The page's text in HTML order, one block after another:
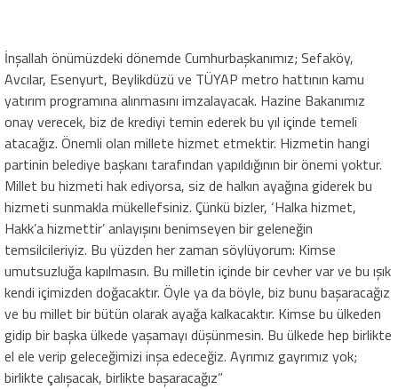
İnşallah önümüzdeki dönemde Cumhurbaşkanımız; Sefaköy,
Avcılar, Esenyurt, Beylikdüzü ve TÜYAP metro hattının kamu
yatırım programına alınmasını imzalayacak. Hazine Bakanımız
onay verecek, biz de krediyi temin ederek bu yıl içinde temeli
atacağız. Önemli olan millete hizmet etmektir. Hizmetin hangi
partinin belediye başkanı tarafından yapıldığının bir önemi yoktur.
Millet bu hizmeti hak ediyorsa, siz de halkın ayağına giderek bu
hizmeti sunmakla mükellefsiniz. Çünkü bizler, ‘Halka hizmet,
Hakk’a hizmettir’ anlayışını benimseyen bir geleneğin
temsilcileriyiz. Bu yüzden her zaman söylüyorum: Kimse
umutsuzluğa kapılmasın. Bu milletin içinde bir cevher var ve bu ışık
kendi içimizden doğacaktır. Öyle ya da böyle, biz bunu başaracağız
ve bu millet bir bütün olarak ayağa kalkacaktır. Kimse bu ülkeden
gidip bir başka ülkede yaşamayı düşünmesin. Bu ülkede hep birlikte
el ele verip geleceğimizi inşa edeceğiz. Ayrımız gayrımız yok;
birlikte çalışacak, birlikte başaracağız”